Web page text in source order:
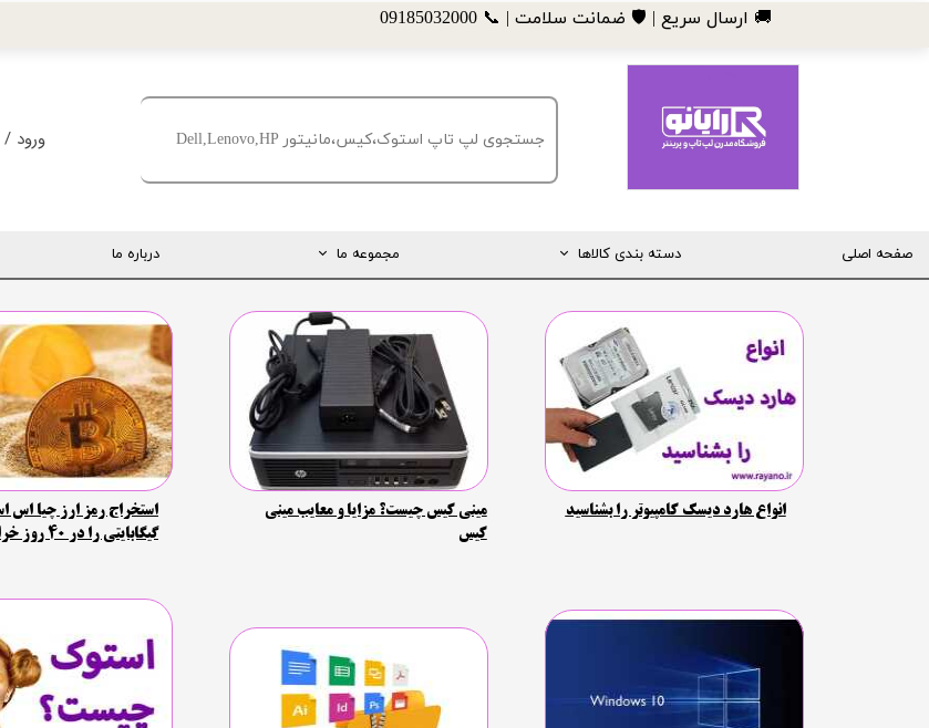
ورود /
صفحه اصلی دسته بندی کالاها
مانیتور
لپ تاپ
مینی کیس
قطعات کامپیوتر
ماشین های اداری (پرینتر، کپی و ...)
حسابداری
مجموعه ما
ارتباط مستقیم با مدیریت
اینستاگرام
تلگرام
تماس با ما
درخواست پشتیبانی
درباره ما
​🚚 ارسال سریع | 🛡️ ضمانت سلامت | 📞 09185032000
گیگابایتی را در 40 روز خراب می کند
مینی کیس چیست؟ مزایا و معایب مینی
کیس
انواع هارد دیسک کامپیوتر را بشناسید